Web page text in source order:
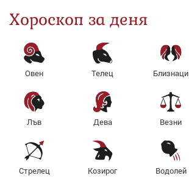
Хороскоп за деня
Овен Телец Близнаци
Лъв Дева Везни
Стрелец Козирог Водолей